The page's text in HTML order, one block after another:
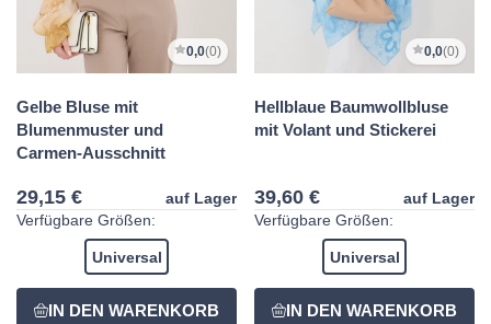
0,0(0)
Gelbe Bluse mit
Blumenmuster und
Carmen-Ausschnitt
29,15 €
auf Lager
Verfügbare Größen:
Universal
0,0(0)
Hellblaue Baumwollbluse
mit Volant und Stickerei
39,60 €
auf Lager
Verfügbare Größen:
Universal